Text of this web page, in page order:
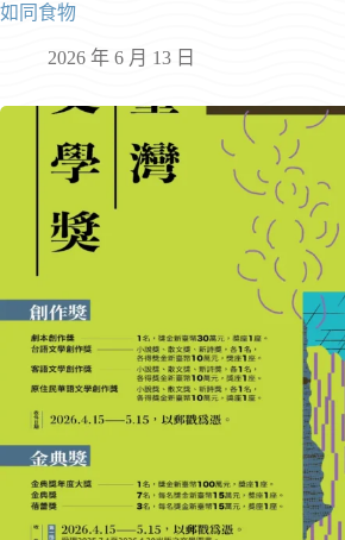
如同食物
2026 年 6 月 13 日